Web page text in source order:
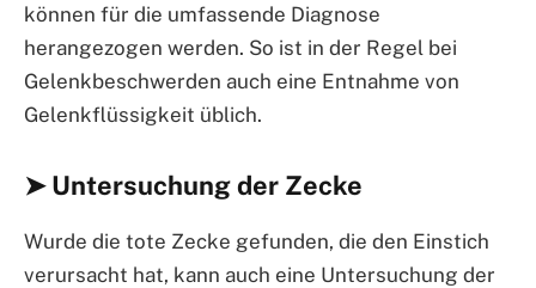
können für die umfassende Diagnose
herangezogen werden. So ist in der Regel bei
Gelenkbeschwerden auch eine Entnahme von
Gelenkflüssigkeit üblich.
➤ Untersuchung der Zecke
Wurde die tote Zecke gefunden, die den Einstich
verursacht hat, kann auch eine Untersuchung der